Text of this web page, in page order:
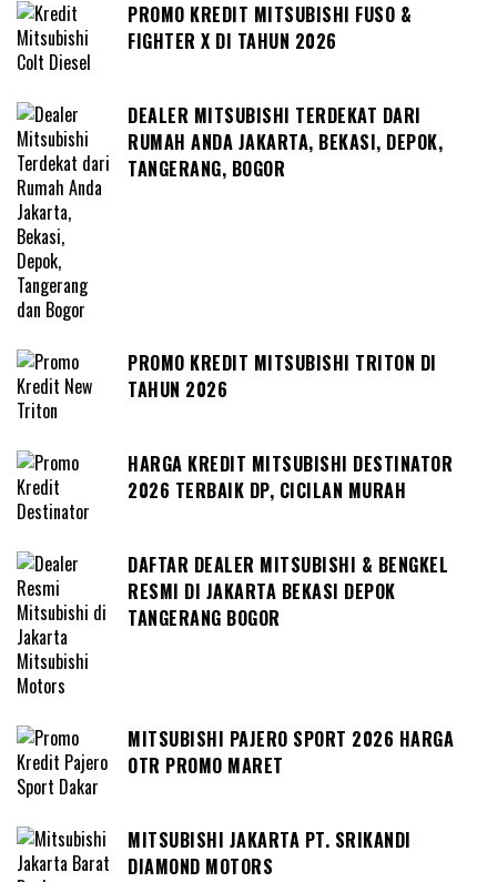
PROMO KREDIT MITSUBISHI FUSO &
FIGHTER X DI TAHUN 2026
DEALER MITSUBISHI TERDEKAT DARI
RUMAH ANDA JAKARTA, BEKASI, DEPOK,
TANGERANG, BOGOR
PROMO KREDIT MITSUBISHI TRITON DI
TAHUN 2026
HARGA KREDIT MITSUBISHI DESTINATOR
2026 TERBAIK DP, CICILAN MURAH
DAFTAR DEALER MITSUBISHI & BENGKEL
RESMI DI JAKARTA BEKASI DEPOK
TANGERANG BOGOR
MITSUBISHI PAJERO SPORT 2026 HARGA
OTR PROMO MARET
MITSUBISHI JAKARTA PT. SRIKANDI
DIAMOND MOTORS